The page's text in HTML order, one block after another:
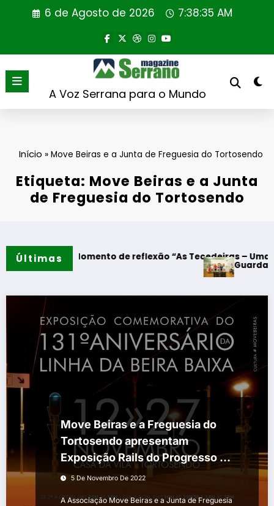
6 de Agosto de 2026 7:38:35 AM
A Voz Serrana para o Mundo
Início »Move Beiras e a Junta de Freguesia do Tortosendo
Etiqueta: Move Beiras e a Junta
de Freguesia do Tortosendo
Últimas
– Momento de reflexão “As Tecedeiras – Uma Questão
Guarda –
Move Beiras e a Freguesia do
Tortosendo apresentam
Exposição Rails do Progresso –
Tortosendo
5 De Novembro De 2022
A Associação Move Beiras e a Junta de Freguesia